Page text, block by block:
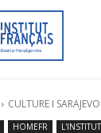
CULTURE ǀ
HOMEFR L'INSTITUT